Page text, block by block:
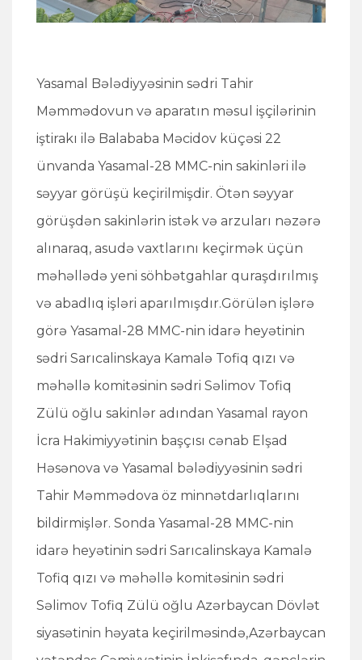
Yasamal Bələdiyyəsinin sədri Tahir
Məmmədovun və aparatın məsul işçilərinin
iştirakı ilə Balababa Məcidov küçəsi 22
ünvanda Yasamal-28 MMC-nin sakinləri ilə
səyyar görüşü keçirilmişdir. Ötən səyyar
görüşdən sakinlərin istək və arzuları nəzərə
alınaraq, asudə vaxtlarını keçirmək üçün
məhəllədə yeni söhbətgahlar quraşdırılmış
və abadlıq işləri aparılmışdır.Görülən işlərə
görə Yasamal-28 MMC-nin idarə heyətinin
sədri Sarıcalinskaya Kamalə Tofiq qızı və
məhəllə komitəsinin sədri Səlimov Tofiq
Zülü oğlu sakinlər adından Yasamal rayon
İcra Hakimiyyətinin başçısı cənab Elşad
Həsənova və Yasamal bələdiyyəsinin sədri
Tahir Məmmədova öz minnətdarlıqlarını
bildirmişlər. Sonda Yasamal-28 MMC-nin
idarə heyətinin sədri Sarıcalinskaya Kamalə
Tofiq qızı və məhəllə komitəsinin sədri
Səlimov Tofiq Zülü oğlu Azərbaycan Dövlət
siyasətinin həyata keçirilməsində,Azərbaycan